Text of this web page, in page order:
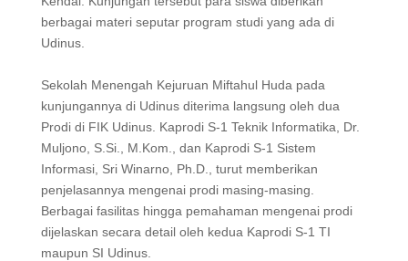
berbagai materi seputar program studi yang ada di
Udinus.
Sekolah Menengah Kejuruan Miftahul Huda pada
kunjungannya di Udinus diterima langsung oleh dua
Prodi di FIK Udinus. Kaprodi S-1 Teknik Informatika, Dr.
Muljono, S.Si., M.Kom., dan Kaprodi S-1 Sistem
Informasi, Sri Winarno, Ph.D., turut memberikan
penjelasannya mengenai prodi masing-masing.
Berbagai fasilitas hingga pemahaman mengenai prodi
dijelaskan secara detail oleh kedua Kaprodi S-1 TI
maupun SI Udinus.